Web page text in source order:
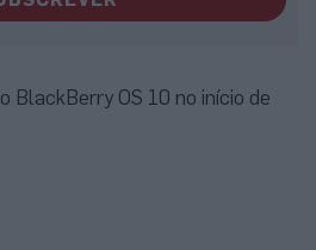
BlackBerry OS 10 no início de